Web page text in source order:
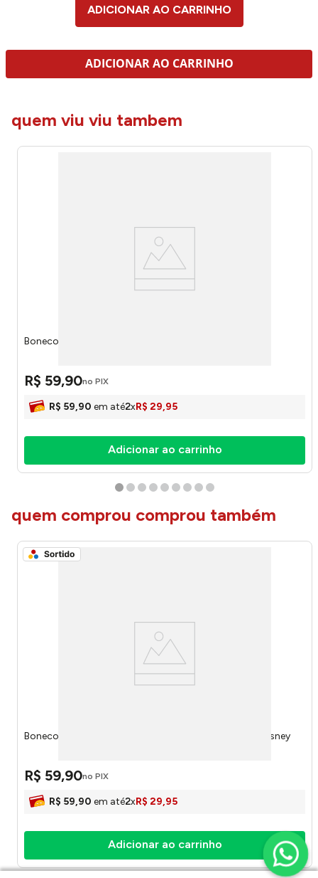
ADICIONAR AO CARRINHO
ADICIONAR AO CARRINHO
quem viu viu tambem
Boneco Homem Aranha Estica E Brinca 59212 - Disney
R$ 59,90no PIX
R$ 59,90 em até2xR$ 29,95
Adicionar ao carrinho
quem comprou comprou também
Boneco Estica E Brinca Vingadores Sortido 59817 - Disney
R$ 59,90no PIX
R$ 59,90 em até2xR$ 29,95
Adicionar ao carrinho